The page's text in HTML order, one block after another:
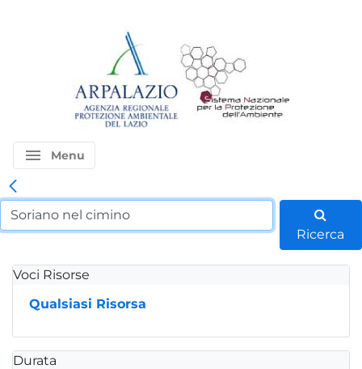
menu Menu
Ricerca
Voci Risorse
Qualsiasi Risorsa
Durata